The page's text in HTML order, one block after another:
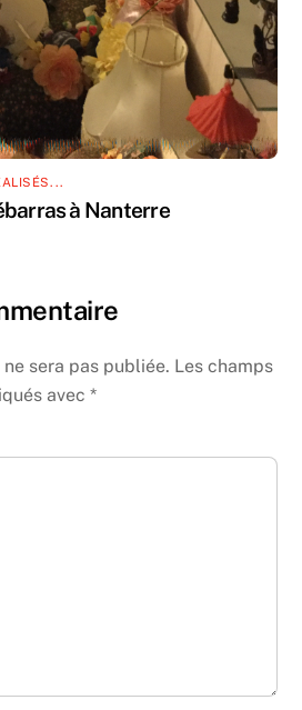
à Nanterre
sera pas publiée. Les champs
avec*